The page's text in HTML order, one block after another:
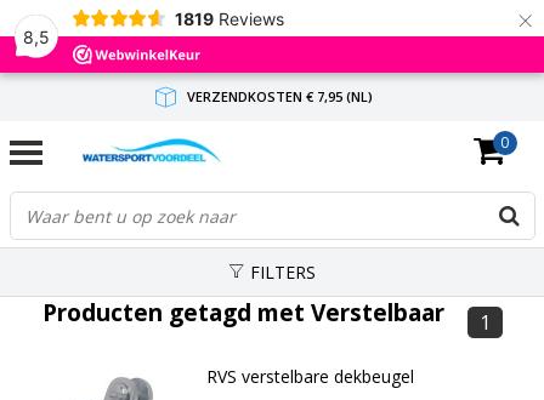
8,5
1819 Reviews ×
VERZENDKOSTEN € 7,95 (NL)
GRATIS VERZENDING(NL) VANAF € 65,-
BINNEN 1-3 WERKDAGEN ANTWOORD
0
FILTERS
Producten getagd met Verstelbaar 1
RVS verstelbare dekbeugel